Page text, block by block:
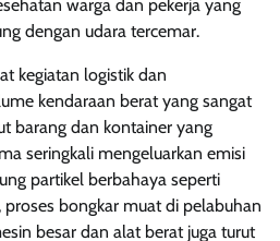
warga dan pekerja yang
dengan udara tercemar.
kegiatan logistik dan
kendaraan berat yang sangat
barang dan kontainer yang
seringkali mengeluarkan emisi
partikel berbahaya seperti
proses bongkar muat di pelabuhan
besar dan alat berat juga turut